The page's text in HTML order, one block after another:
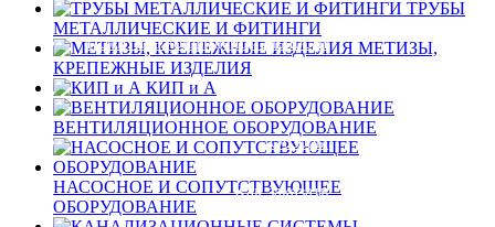
Политика конфиденциальности
Обзоры
Как заказать
ТРУБЫ
МЕТАЛЛИЧЕСКИЕ И ФИТИНГИ
МЕТИЗЫ,
КРЕПЕЖНЫЕ ИЗДЕЛИЯ
КИП и А
ВЕНТИЛЯЦИОННОЕ ОБОРУДОВАНИЕ
НАСОСНОЕ И СОПУТСТВУЮЩЕЕ
ОБОРУДОВАНИЕ